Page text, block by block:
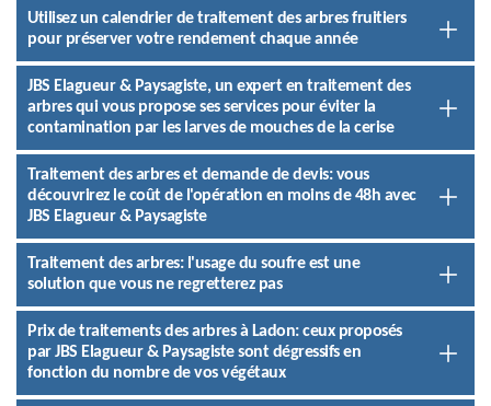
Utilisez un calendrier de traitement des arbres fruitiers
pour préserver votre rendement chaque année
JBS Elagueur & Paysagiste, un expert en traitement des
arbres qui vous propose ses services pour éviter la
contamination par les larves de mouches de la cerise
Traitement des arbres et demande de devis: vous
découvrirez le coût de l'opération en moins de 48h avec
JBS Elagueur & Paysagiste
Traitement des arbres: l'usage du soufre est une
solution que vous ne regretterez pas
Prix de traitements des arbres à Ladon: ceux proposés
par JBS Elagueur & Paysagiste sont dégressifs en
fonction du nombre de vos végétaux